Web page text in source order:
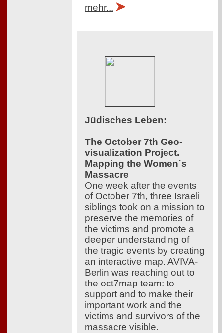
mehr...
Jüdisches Leben:
The October 7th Geo-
visualization Project.
Mapping the Women´s
Massacre
One week after the events
of October 7th, three Israeli
siblings took on a mission to
preserve the memories of
the victims and promote a
deeper understanding of
the tragic events by creating
an interactive map. AVIVA-
Berlin was reaching out to
the oct7map team: to
support and to make their
important work and the
victims and survivors of the
massacre visible.